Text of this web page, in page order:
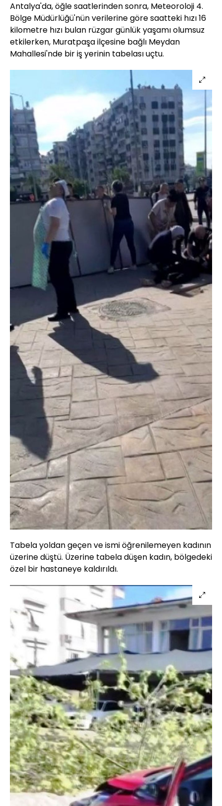
Antalya'da, öğle saatlerinden sonra, Meteoroloji 4.
Bölge Müdürlüğü'nün verilerine göre saatteki hızı 16
kilometre hızı bulan rüzgar günlük yaşamı olumsuz
etkilerken, Muratpaşa ilçesine bağlı Meydan
Mahallesi'nde bir iş yerinin tabelası uçtu.
Tabela yoldan geçen ve ismi öğrenilemeyen kadının
üzerine düştü. Üzerine tabela düşen kadın, bölgedeki
özel bir hastaneye kaldırıldı.